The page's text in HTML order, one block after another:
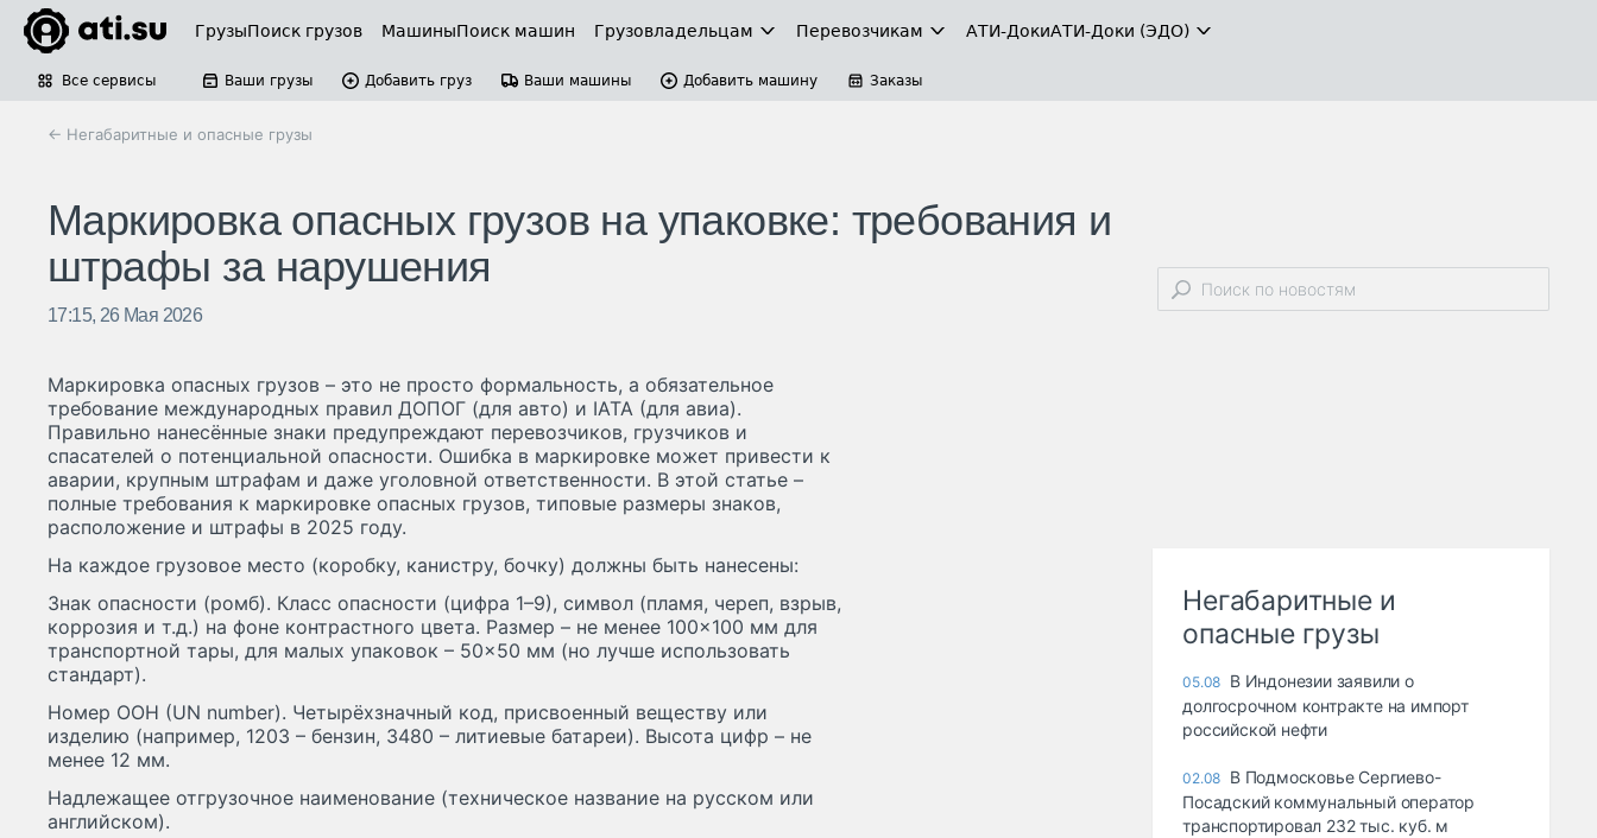
ГрузыПоиск грузов МашиныПоиск машин Грузовладельцам Перевозчикам АТИ-ДокиАТИ-Доки (ЭДО)
Все сервисы Ваши грузы Добавить груз Ваши машины Добавить машину Заказы
← Негабаритные и опасные грузы
Маркировка опасных грузов на упаковке: требования и
штрафы за нарушения
17:15, 26 Мая 2026
Маркировка опасных грузов – это не просто формальность, а обязательное
требование международных правил ДОПОГ (для авто) и IATA (для авиа).
Правильно нанесённые знаки предупреждают перевозчиков, грузчиков и
спасателей о потенциальной опасности. Ошибка в маркировке может привести к
аварии, крупным штрафам и даже уголовной ответственности. В этой статье –
полные требования к маркировке опасных грузов, типовые размеры знаков,
расположение и штрафы в 2025 году.
На каждое грузовое место (коробку, канистру, бочку) должны быть нанесены:
Знак опасности (ромб). Класс опасности (цифра 1–9), символ (пламя, череп, взрыв,
коррозия и т.д.) на фоне контрастного цвета. Размер – не менее 100×100 мм для
транспортной тары, для малых упаковок – 50×50 мм (но лучше использовать
стандарт).
Номер ООН (UN number). Четырёхзначный код, присвоенный веществу или
изделию (например, 1203 – бензин, 3480 – литиевые батареи). Высота цифр – не
менее 12 мм.
Надлежащее отгрузочное наименование (техническое название на русском или
английском).
Негабаритные и
опасные грузы
05.08 В Индонезии заявили о
долгосрочном контракте на импорт
российской нефти
02.08 В Подмосковье Сергиево-
Посадский коммунальный оператор
транспортировал 232 тыс. куб. м